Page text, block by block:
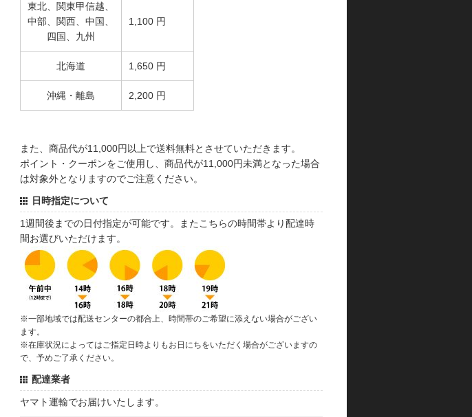
東北、関東甲信越、
中部、関西、中国、
四国、九州
1,100 円
北海道 1,650 円
沖縄・離島 2,200 円
また、商品代が11,000円以上で送料無料とさせていただきます。
ポイント・クーポンをご使用し、商品代が11,000円未満となった場合
は対象外となりますのでご注意ください。
日時指定について
1週間後までの日付指定が可能です。またこちらの時間帯より配達時
間お選びいただけます。
※一部地域では配送センターの都合上、時間帯のご希望に添えない場合がござい
ます。
※在庫状況によってはご指定日時よりもお日にちをいただく場合がございますの
で、予めご了承ください。
配達業者
ヤマト運輸でお届けいたします。